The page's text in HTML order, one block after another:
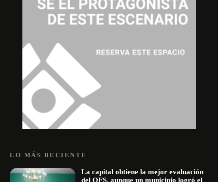
LO MÁS RECIENTE
La capital obtiene la mejor evaluación
del OFS, aunque un municipio logró el